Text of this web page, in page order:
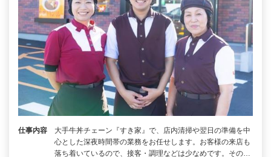
仕事内容
大手牛丼チェーン『すき家』で、店内清掃や翌日の準備を中
心とした深夜時間帯の業務をお任せします。お客様の来店も
落ち着いているので、接客・調理などは少なめです。その…